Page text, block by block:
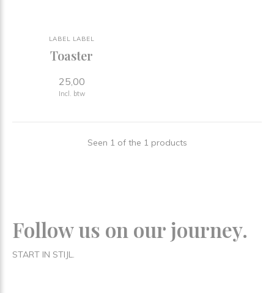
LABEL LABEL
Toaster
25,00
Incl. btw
Seen 1 of the 1 products
Follow us on our journey.
START IN STIJL.